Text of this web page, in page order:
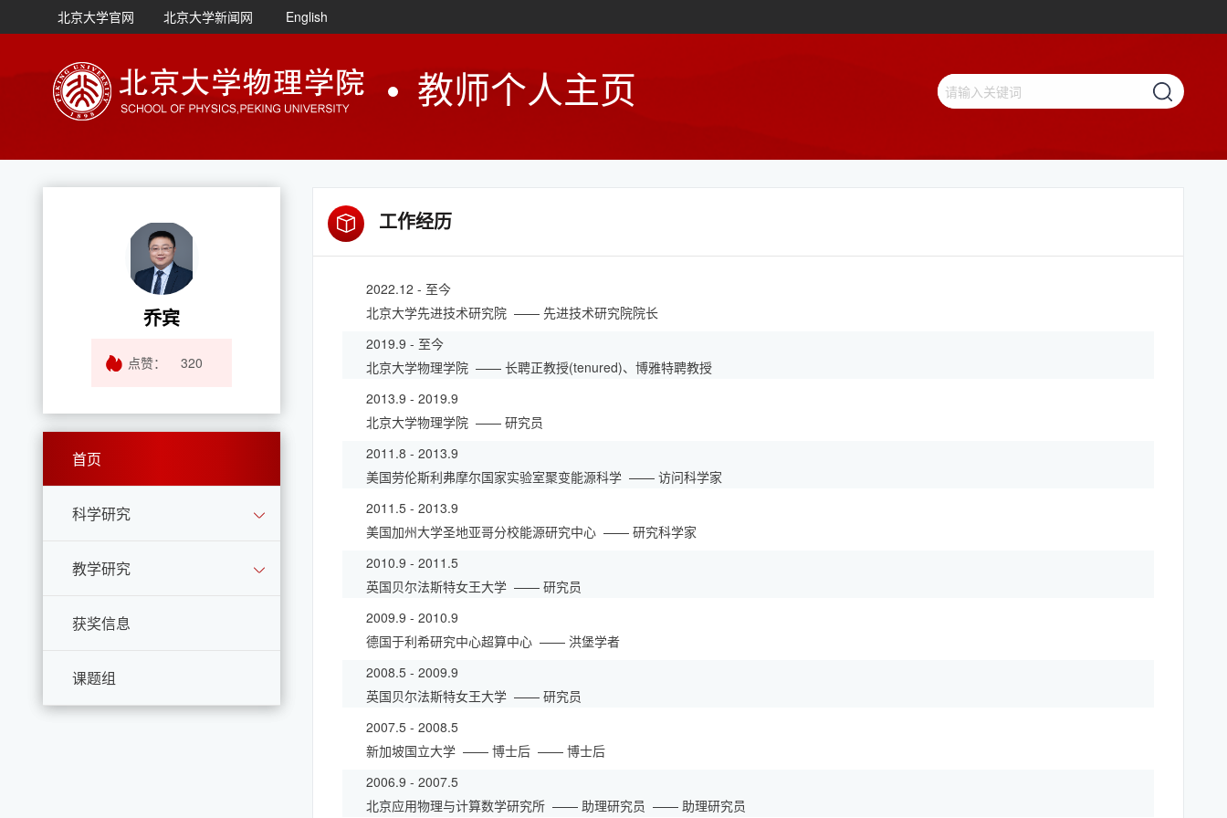
北京大学官网 北京大学新闻网 English
教师个人主页
乔宾
点赞： 320
首页
科学研究
教学研究
获奖信息
课题组
工作经历
2022.12 - 至今
北京大学先进技术研究院 —— 先进技术研究院院长
2019.9 - 至今
北京大学物理学院 —— 长聘正教授(tenured)、博雅特聘教授
2013.9 - 2019.9
北京大学物理学院 —— 研究员
2011.8 - 2013.9
美国劳伦斯利弗摩尔国家实验室聚变能源科学 —— 访问科学家
2011.5 - 2013.9
美国加州大学圣地亚哥分校能源研究中心 —— 研究科学家
2010.9 - 2011.5
英国贝尔法斯特女王大学 —— 研究员
2009.9 - 2010.9
德国于利希研究中心超算中心 —— 洪堡学者
2008.5 - 2009.9
英国贝尔法斯特女王大学 —— 研究员
2007.5 - 2008.5
新加坡国立大学 —— 博士后 —— 博士后
2006.9 - 2007.5
北京应用物理与计算数学研究所 —— 助理研究员 —— 助理研究员